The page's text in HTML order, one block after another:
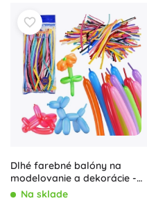
Dlhé farebné balóny na
modelovanie a dekorácie -
100 ks
Na sklade